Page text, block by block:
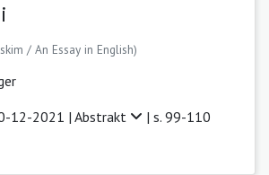
/ An Essay in English)
12-2021 | Abstrakt | s. 99-110